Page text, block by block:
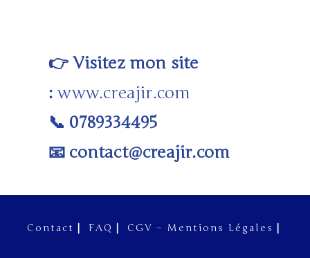
👉Visitez mon site
:www.creajir.com
📞 0789334495
📧 contact@creajir.com
Contact FAQ CGV – Mentions Légales